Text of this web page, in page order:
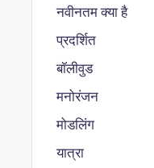
नवीनतम क्या है
प्रदर्शित
बॉलीवुड
मनोरंजन
मोडलिंग
यात्रा